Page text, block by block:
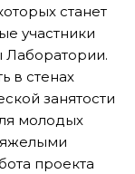
станет
участники
Лаборатории.
в стенах
занятости
молодых
проекта